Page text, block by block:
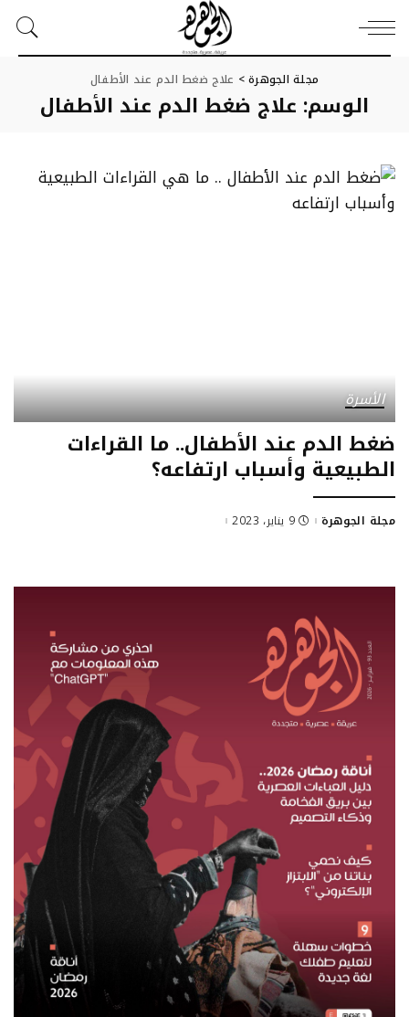
مجلة الجوهرة> علاج ضغط الدم عند الأطفال
الوسم: علاج ضغط الدم عند الأطفال
الأسرة
ضغط الدم عند الأطفال.. ما القراءات
الطبيعية وأسباب ارتفاعه؟
مجلة الجوهرة 9 يناير، 2023